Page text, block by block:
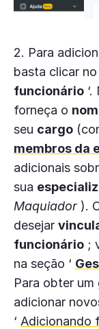
2. Para
basta clicar no
funcionário
forneça o
seu cargo
membros da
adicionais
sua
Maquiador).
desejar
funcionário ;
na seção ‘
Para obter
adicionar
‘ Adicionando